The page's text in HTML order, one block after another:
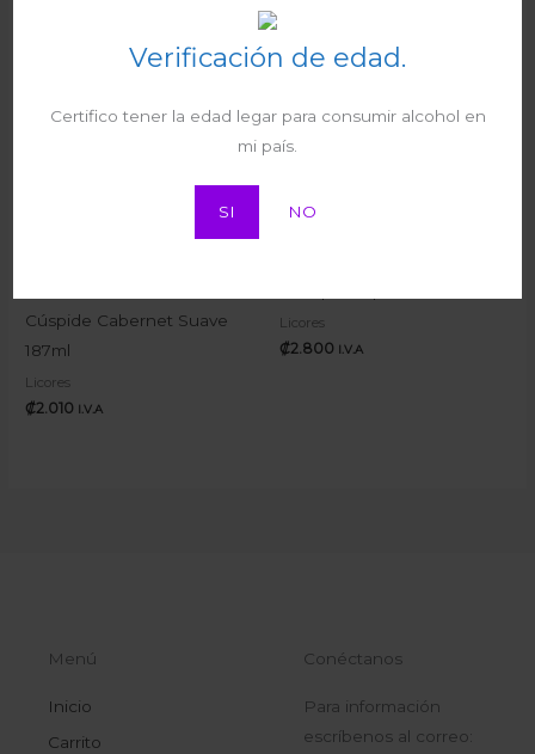
Verificación de edad.
Certifico tener la edad legar para consumir alcohol en
mi país.
SI NO
Metalico 750ml
Black&Raspberry 700ml
Ginebra
Cúspide Cabernet Suave
187ml
Licores
₡2.010 I.V.A
Licores
₡2.800 I.V.A
Menú
Inicio
Carrito
Conéctanos
Para información
escríbenos al correo: